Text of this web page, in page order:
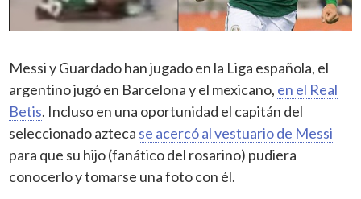
Messi y Guardado han jugado en la Liga española, el
argentino jugó en Barcelona y el mexicano, en el Real
Betis. Incluso en una oportunidad el capitán del
seleccionado azteca se acercó al vestuario de Messi
para que su hijo (fanático del rosarino) pudiera
conocerlo y tomarse una foto con él.